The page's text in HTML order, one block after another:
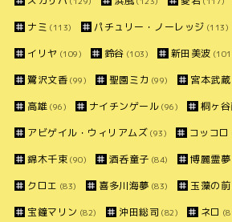
ナミ (113) パチュリー・ノーレッジ (113)
イリヤ (109) 鈴谷 (103) 新田美波
鷺沢文香 (99) 聖園ミカ (99) 宮本武蔵
高雄 (96) ナイチンゲール (96) 桐ヶ
アビゲイル・ウィリアムズ (93) コッコロ
錦木千束 (90) 酒呑童子 (84) 博麗霊夢
クロエ (83) 喜多川海夢 (83) 玉藻の前
宝鐘マリン (82) 沖田総司 (82) ネロ